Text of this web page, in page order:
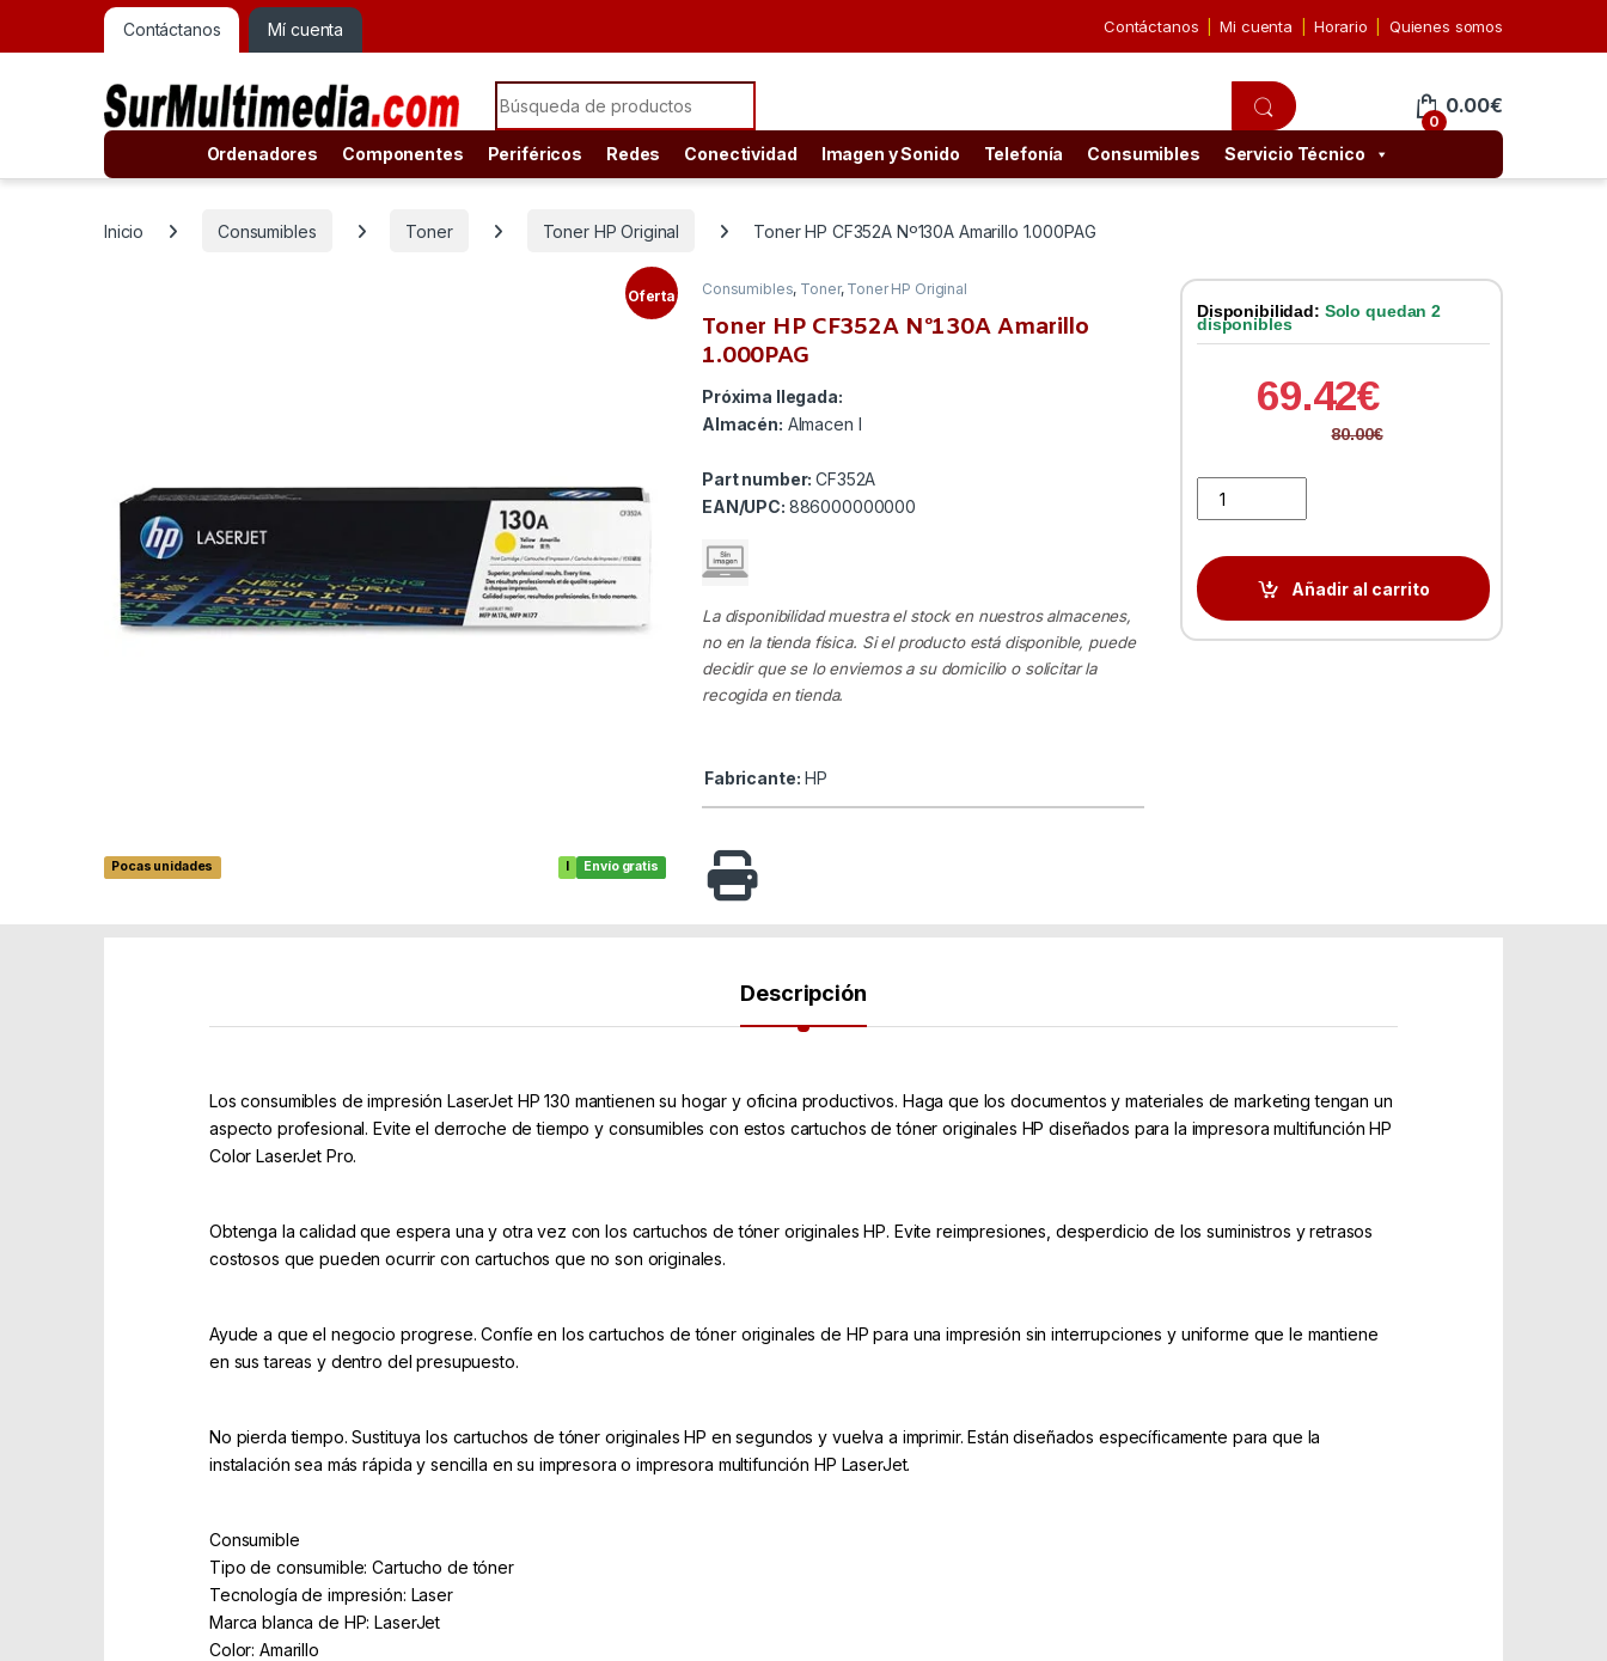
Contáctanos Mí cuenta Contáctanos Mi cuenta Horario Quienes somos
Search for:
0
0.00€
Ordenadores Componentes Periféricos Redes Conectividad Imagen y Sonido Telefonía Consumibles Servicio Técnico
Inicio Consumibles Toner Toner HP Original Toner HP CF352A Nº130A Amarillo 1.000PAG
Envío gratis
Oferta
Pocas unidades
Consumibles, Toner, Toner HP Original
Toner HP CF352A Nº130A Amarillo
1.000PAG
Próxima llegada:
Almacén: Almacen I
Part number:CF352A
EAN/UPC: 886000000000
La disponibilidad muestra el stock en nuestros almacenes,
no en la tienda física. Si el producto está disponible, puede
decidir que se lo enviemos a su domicilio o solicitar la
recogida en tienda.
Fabricante: HP
Disponibilidad: Solo quedan 2
disponibles
69.42€
80.00€
Añadir al carrito
Descripción
Los consumibles de impresión LaserJet HP 130 mantienen su hogar y oficina productivos. Haga que los documentos y materiales de marketing tengan un
aspecto profesional. Evite el derroche de tiempo y consumibles con estos cartuchos de tóner originales HP diseñados para la impresora multifunción HP
Color LaserJet Pro.
Obtenga la calidad que espera una y otra vez con los cartuchos de tóner originales HP. Evite reimpresiones, desperdicio de los suministros y retrasos
costosos que pueden ocurrir con cartuchos que no son originales.
Ayude a que el negocio progrese. Confíe en los cartuchos de tóner originales de HP para una impresión sin interrupciones y uniforme que le mantiene
en sus tareas y dentro del presupuesto.
No pierda tiempo. Sustituya los cartuchos de tóner originales HP en segundos y vuelva a imprimir. Están diseñados específicamente para que la
instalación sea más rápida y sencilla en su impresora o impresora multifunción HP LaserJet.
Consumible
Tipo de consumible: Cartucho de tóner
Tecnología de impresión: Laser
Marca blanca de HP: LaserJet
Color: Amarillo